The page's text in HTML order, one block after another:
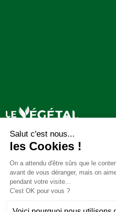
© Le végétal C'est La vie 2026
Liens utiles
Mentions légales
Politique de confidentialité